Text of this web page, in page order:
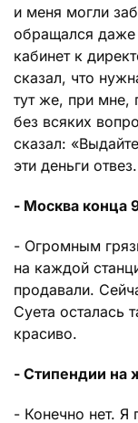
и меня могли
обращался
кабинет к
сказал, что
тут же, при мне,
без всяких
сказал:
эти деньги отвез.
- Москва конца
- Огромным
на каждой
продавали.
Суета осталась
красиво.
- Стипендии на
- Конечно нет.